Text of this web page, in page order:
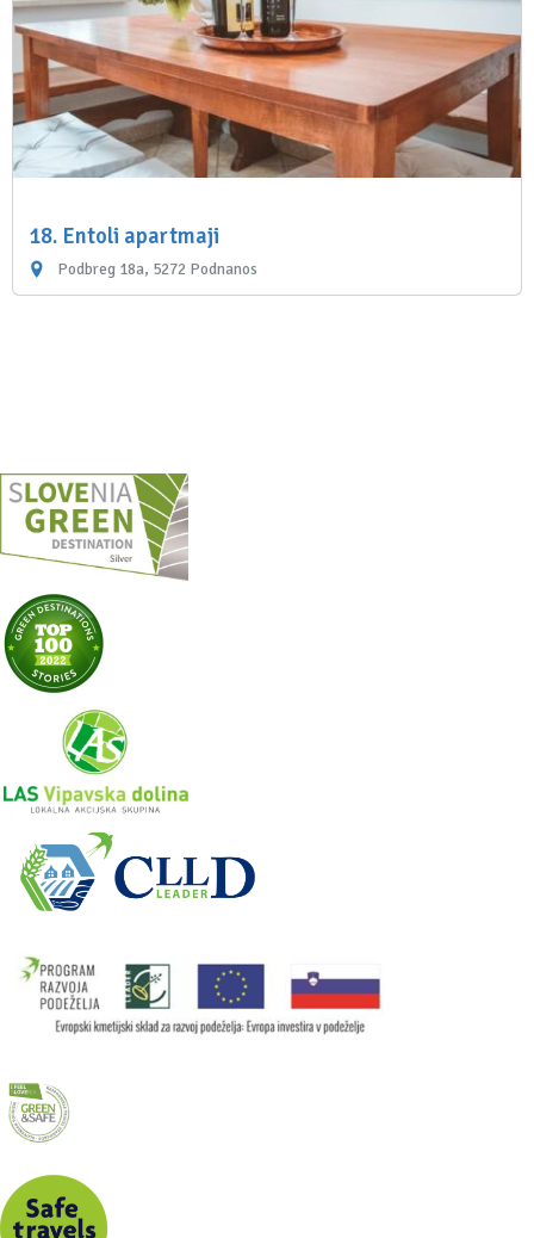
18. Entoli apartmaji
Podbreg 18a, 5272 Podnanos